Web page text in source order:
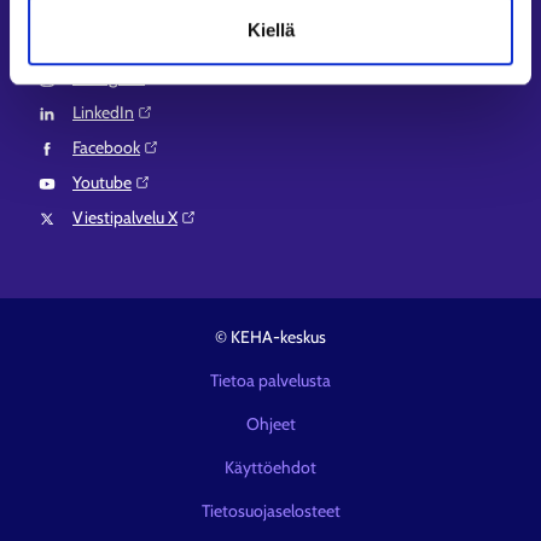
Kiellä
LinkedIn⁠
Facebook⁠
Youtube⁠
Viestipalvelu X⁠
© KEHA-keskus
Tietoa palvelusta
Ohjeet
Käyttöehdot
Tietosuojaselosteet